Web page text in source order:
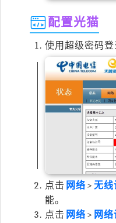
配置光猫
使用超级密码登
点击 网络 > 无线
能。
点击 网络 > 网